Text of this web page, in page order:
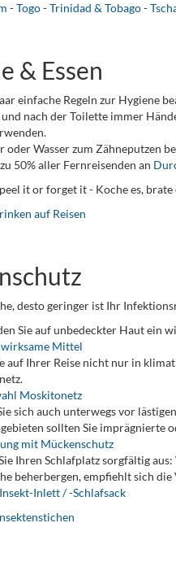
-Togo-Trinidad & Tobago-
& Essen
einfache Regeln zur Hygiene
und nach der Toilette immer
oder Wasser zum Zähneputzen
50% aller Fernreisenden an
it or forget it - Koche es, brate
auf Reisen
desto geringer ist Ihr
Sie auf unbedeckter Haut ein
Mittel
auf Ihrer Reise nicht nur in
Moskitonetz
sich auch unterwegs vor
sollten Sie imprägnierte
mit Mückenschutz
Ihren Schlafplatz sorgfältig
beherbergen, empfiehlt sich
Inlett / -Schlafsack